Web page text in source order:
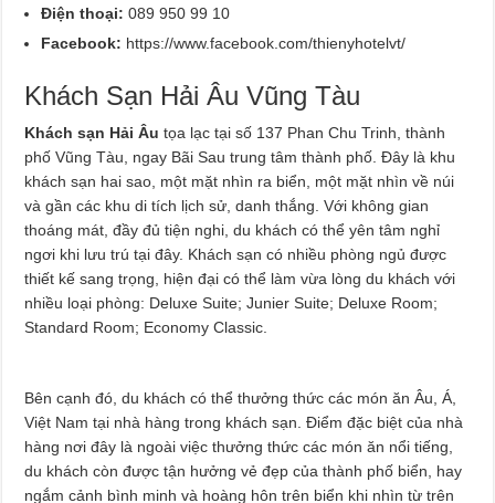
Điện thoại:089 950 99 10
Facebook: https://www.facebook.com/thienyhotelvt/
Khách Sạn Hải Âu Vũng Tàu
Khách sạn Hải Âu tọa lạc tại số 137 Phan Chu Trinh, thành
phố Vũng Tàu, ngay Bãi Sau trung tâm thành phố. Đây là khu
khách sạn hai sao, một mặt nhìn ra biển, một mặt nhìn về núi
và gần các khu di tích lịch sử, danh thắng. Với không gian
thoáng mát, đầy đủ tiện nghi, du khách có thể yên tâm nghỉ
ngơi khi lưu trú tại đây. Khách sạn có nhiều phòng ngủ được
thiết kế sang trọng, hiện đại có thể làm vừa lòng du khách với
nhiều loại phòng: Deluxe Suite; Junier Suite; Deluxe Room;
Standard Room; Economy Classic.
Bên cạnh đó, du khách có thể thưởng thức các món ăn Âu, Á,
Việt Nam tại nhà hàng trong khách sạn. Điểm đặc biệt của nhà
hàng nơi đây là ngoài việc thưởng thức các món ăn nổi tiếng,
du khách còn được tận hưởng vẻ đẹp của thành phố biển, hay
ngắm cảnh bình minh và hoàng hôn trên biển khi nhìn từ trên